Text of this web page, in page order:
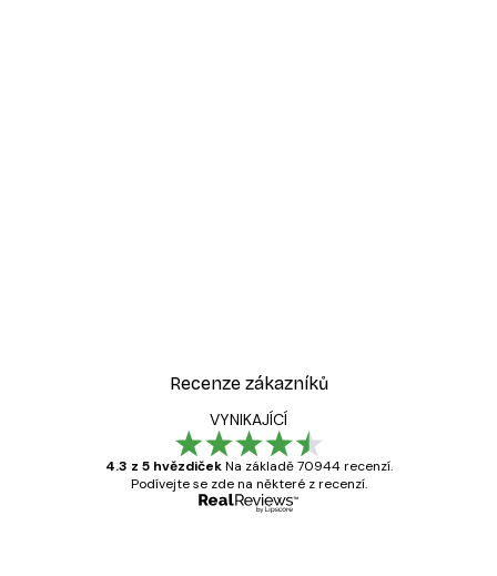
Recenze zákazníků
VYNIKAJÍCÍ
4.3 z 5 hvězdiček Na základě 70944 recenzí.
Podívejte se zde na některé z recenzí.